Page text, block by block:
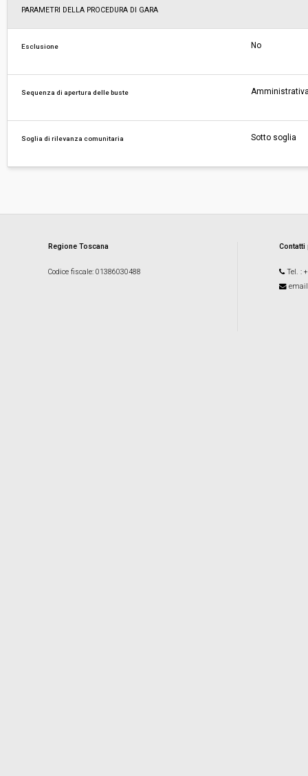
PARAMETRI DELLA PROCEDURA DI GARA
Esclusione No
Sequenza di apertura delle buste
Soglia di rilevanza comunitaria Sotto soglia
Regione Toscana
Codice fiscale: 01386030488 Tel. :
email